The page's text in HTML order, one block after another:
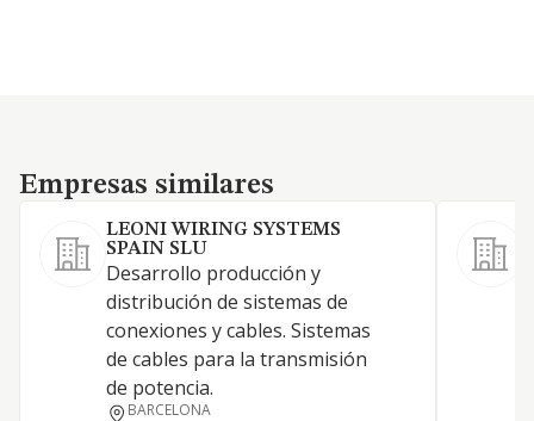
Empresas similares
Empresas similares
LEONI WIRING SYSTEMS
SPAIN SLU
Desarrollo producción y
distribución de sistemas de
conexiones y cables. Sistemas
de cables para la transmisión
de potencia.
BARCELONA